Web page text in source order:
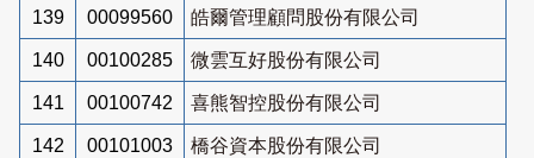
139 00099560 皓爾管理顧問股份有限公司
140 00100285 微雲互好股份有限公司
141 00100742 喜熊智控股份有限公司
142 00101003 橋谷資本股份有限公司